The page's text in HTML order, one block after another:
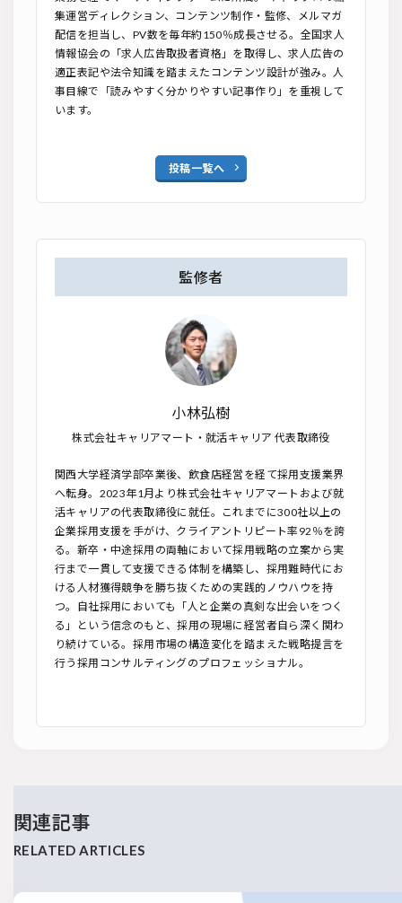
集運営ディレクション、コンテンツ制作・監修、メルマガ
配信を担当し、PV数を毎年約150％成長させる。全国求人
情報協会の「求人広告取扱者資格」を取得し、求人広告の
適正表記や法令知識を踏まえたコンテンツ設計が強み。人
事目線で「読みやすく分かりやすい記事作り」を重視して
います。
投稿一覧へ
監修者
小林弘樹
株式会社キャリアマート・就活キャリア 代表取締役
関西大学経済学部卒業後、飲食店経営を経て採用支援業界
へ転身。2023年1月より株式会社キャリアマートおよび就
活キャリアの代表取締役に就任。これまでに300社以上の
企業採用支援を手がけ、クライアントリピート率92％を誇
る。新卒・中途採用の両軸において採用戦略の立案から実
行まで一貫して支援できる体制を構築し、採用難時代にお
ける人材獲得競争を勝ち抜くための実践的ノウハウを持
つ。自社採用においても「人と企業の真剣な出会いをつく
る」という信念のもと、採用の現場に経営者自ら深く関わ
り続けている。採用市場の構造変化を踏まえた戦略提言を
行う採用コンサルティングのプロフェッショナル。
関連記事